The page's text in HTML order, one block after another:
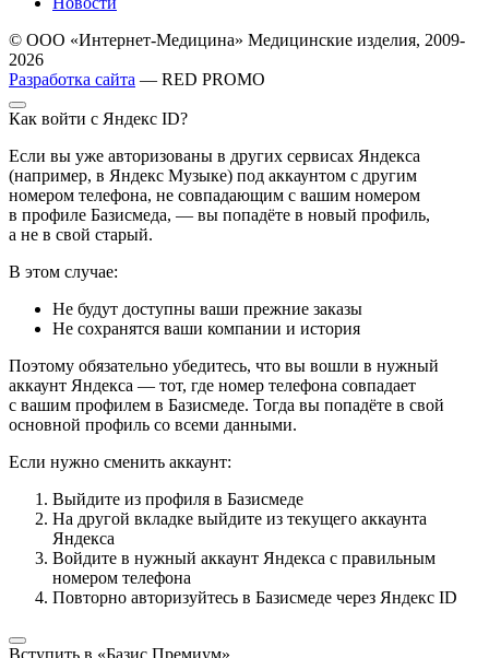
© ООО «Интернет-Медицина» Медицинские изделия, 2009-
2026
Разработка сайта — RED PROMO
Как войти с Яндекс ID?
Если вы уже авторизованы в других сервисах Яндекса
(например, в Яндекс Музыке) под аккаунтом с другим
номером телефона, не совпадающим с вашим номером
в профиле Базисмеда, — вы попадёте в новый профиль,
а не в свой старый.
В этом случае:
Не будут доступны ваши прежние заказы
Не сохранятся ваши компании и история
Поэтому обязательно убедитесь, что вы вошли в нужный
аккаунт Яндекса — тот, где номер телефона совпадает
с вашим профилем в Базисмеде. Тогда вы попадёте в свой
основной профиль со всеми данными.
Если нужно сменить аккаунт:
Выйдите из профиля в Базисмеде
На другой вкладке выйдите из текущего аккаунта
Яндекса
Войдите в нужный аккаунт Яндекса с правильным
номером телефона
Повторно авторизуйтесь в Базисмеде через Яндекс ID
Вступить в «Базис Премиум»